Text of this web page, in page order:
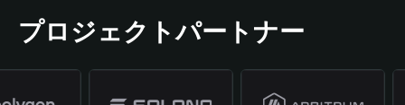
プロジェクトパートナー